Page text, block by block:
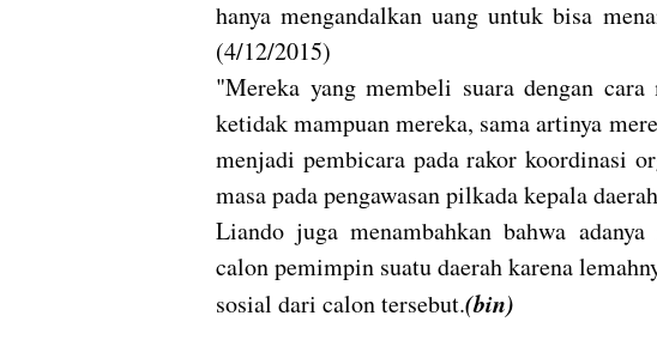
hanya mengandalkan uang untuk bisa
(4/12/2015)
"Mereka yang membeli suara dengan
ketidak mampuan mereka, sama artinya
menjadi pembicara pada rakor koordinasi
masa pada pengawasan pilkada kepala
Liando juga menambahkan bahwa
calon pemimpin suatu daerah karena
sosial dari calon tersebut.(bin)